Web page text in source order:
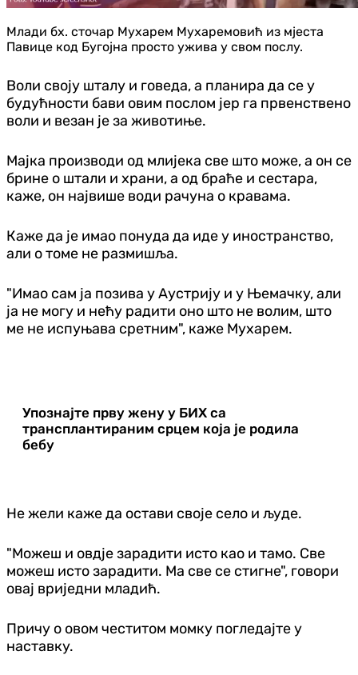
Млади бх. сточар Мухарем Мухаремовић из мјеста
Павице код Бугојна просто ужива у свом послу.
Воли своју шталу и говеда, а планира да се у
будућности бави овим послом јер га првенствено
воли и везан је за животиње.
Мајка производи од млијека све што може, а он се
брине о штали и храни, а од браће и сестара,
каже, он највише води рачуна о кравама.
Каже да је имао понуда да иде у иностранство,
али о томе не размишља.
"Имао сам ја позива у Аустрију и у Њемачку, али
ја не могу и нећу радити оно што не волим, што
ме не испуњава сретним", каже Мухарем.
Упознајте прву жену у БИХ са
трансплантираним срцем која је родила
бебу
Не жели каже да остави своје село и људе.
"Можеш и овдје зарадити исто као и тамо. Све
можеш исто зарадити. Ма све се стигне", говори
овај вриједни младић.
Причу о овом честитом момку погледајте у
наставку.